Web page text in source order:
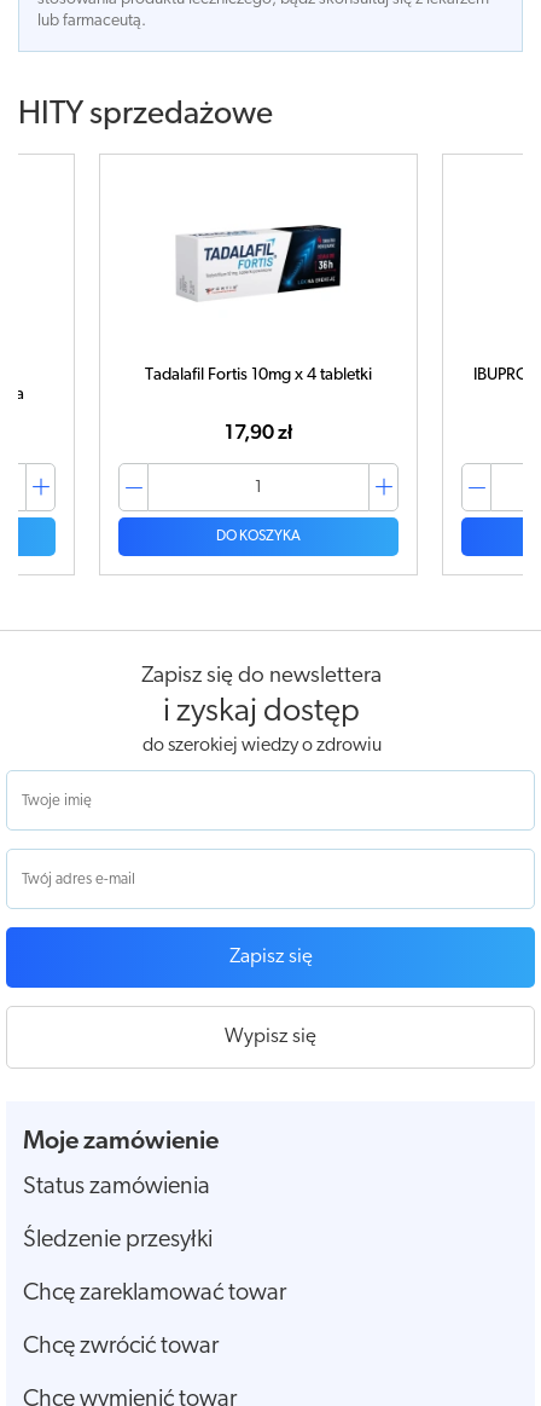
lub farmaceutą.
HITY sprzedażowe
Tadalafil Fortis 10mg x 4 tabletki
17,90 zł
DO KOSZYKA
Zapisz się do newslettera
i zyskaj dostęp
do szerokiej wiedzy o zdrowiu
Zapisz się
Wypisz się
Moje zamówienie
Status zamówienia
Śledzenie przesyłki
Chcę zareklamować towar
Chcę zwrócić towar
Chcę wymienić towar